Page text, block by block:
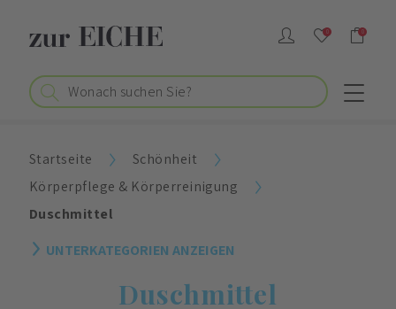
0 0
Startseite
Schönheit
Körperpflege & Körperreinigung
Duschmittel
UNTERKATEGORIEN ANZEIGEN
Duschmittel